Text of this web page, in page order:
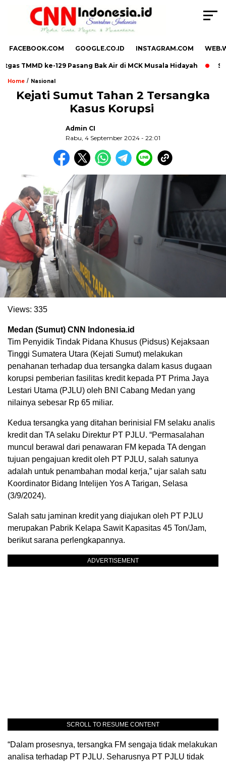
FACEBOOK.COM GOOGLE.CO.ID INSTAGRAM.COM
TMMD ke-129 Pasang Bak Air di MCK Musala Hidayah
Home / Nasional
Kejati Sumut Tahan 2 Tersangka
Kasus Korupsi
Admin CI
Rabu, 4 September 2024 - 22:01
Views: 335
Medan (Sumut) CNN Indonesia.id
Tim Penyidik Tindak Pidana Khusus (Pidsus) Kejaksaan
Tinggi Sumatera Utara (Kejati Sumut) melakukan
penahanan terhadap dua tersangka dalam kasus dugaan
korupsi pemberian fasilitas kredit kepada PT Prima Jaya
Lestari Utama (PJLU) oleh BNI Cabang Medan yang
nilainya sebesar Rp 65 miliar.
Kedua tersangka yang ditahan berinisial FM selaku analis
kredit dan TA selaku Direktur PT PJLU. “Permasalahan
muncul berawal dari penawaran FM kepada TA dengan
tujuan pengajuan kredit oleh PT PJLU, salah satunya
adalah untuk penambahan modal kerja,” ujar salah satu
Koordinator Bidang Intelijen Yos A Tarigan, Selasa
(3/9/2024).
Salah satu jaminan kredit yang diajukan oleh PT PJLU
merupakan Pabrik Kelapa Sawit Kapasitas 45 Ton/Jam,
berikut sarana perlengkapannya.
ADVERTISEMENT
. Ukuran gambar 480px x 600px
SCROLL TO RESUME CONTENT
“Dalam prosesnya, tersangka FM sengaja tidak melakukan
analisa terhadap PT PJLU. Seharusnya PT PJLU tidak